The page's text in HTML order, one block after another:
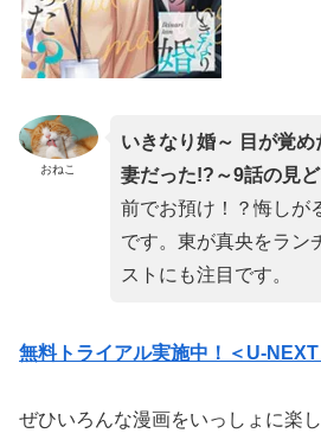
おねこ
いきなり婚～ 目が覚
妻だった!?～9話の見ど
前でお預け！？悔しが
です。東が真央をラン
ストにも注目です。
無料トライアル実施中！＜U-NEXT
ぜひいろんな漫画をいっしょに楽し